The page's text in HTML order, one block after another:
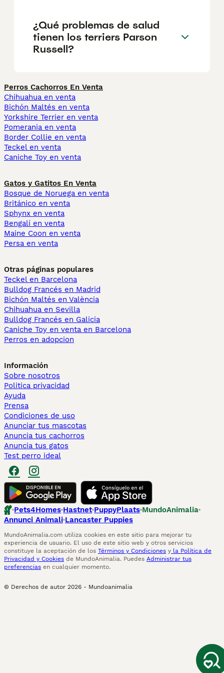
¿Qué problemas de salud
tienen los terriers Parson
Russell?
Perros Cachorros En Venta
Chihuahua en venta
Bichón Maltés en venta
Yorkshire Terrier en venta
Pomerania en venta
Border Collie en venta
Teckel en venta
Caniche Toy en venta
Gatos y Gatitos En Venta
Bosque de Noruega en venta
Británico en venta
Sphynx en venta
Bengalí en venta
Maine Coon en venta
Persa en venta
Otras páginas populares
Teckel en Barcelona
Bulldog Francés en Madrid
Bichón Maltés en València
Chihuahua en Sevilla
Bulldog Francés en Galicia
Caniche Toy en venta en Barcelona
Perros en adopcion
Información
Sobre nosotros
Politica privacidad
Ayuda
Prensa
Condiciones de uso
Anunciar tus mascotas
Anuncia tus cachorros
Anuncia tus gatos
Test perro ideal
Pets4Homes Hastnet PuppyPlaats MundoAnimalia
Annunci Animali Lancaster Puppies
MundoAnimalia.com utiliza cookies en este sitio para mejorar tu
experiencia de usuario. El uso de este sitio web y otros servicios
constituye la aceptación de los Términos y Condiciones y la Política de
Privacidad y Cookies de MundoAnimalia. Puedes Administrar tus
preferencias en cualquier momento.
© Derechos de autor 2026 - Mundoanimalia